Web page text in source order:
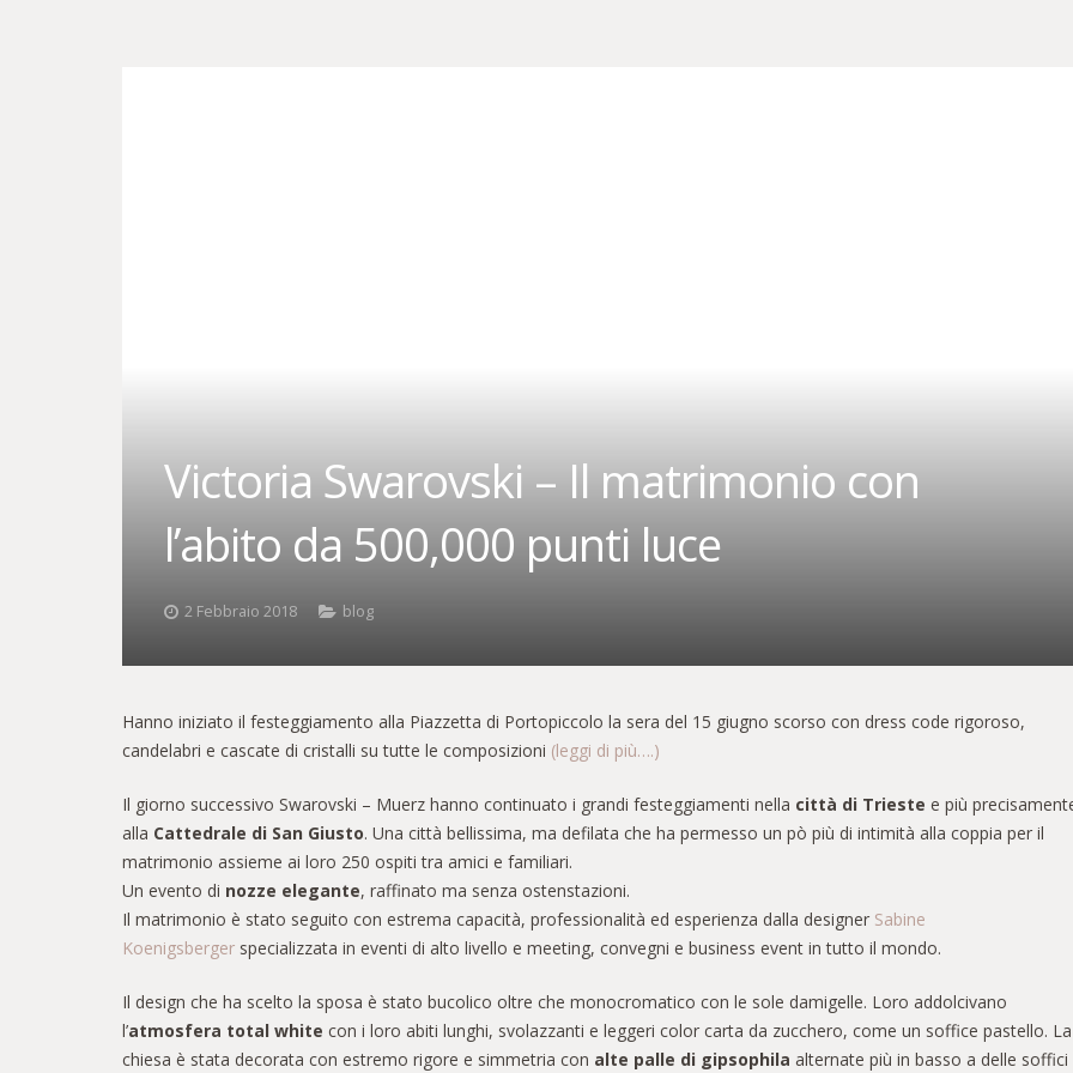
Victoria Swarovski – Il matrimonio con
l’abito da 500,000 punti luce
2 Febbraio 2018 blog
Hanno iniziato il festeggiamento alla Piazzetta di Portopiccolo la sera del 15 giugno scorso con dress code rigoroso,
candelabri e cascate di cristalli su tutte le composizioni (leggi di più….)
Il giorno successivo Swarovski – Muerz hanno continuato i grandi festeggiamenti nella città di Trieste e più
alla Cattedrale di San Giusto. Una città bellissima, ma defilata che ha permesso un pò più di intimità alla coppia per il
matrimonio assieme ai loro 250 ospiti tra amici e familiari.
Un evento di nozze elegante, raffinato ma senza ostenstazioni.
Il matrimonio è stato seguito con estrema capacità, professionalità ed esperienza dalla designer Sabine
Koenigsberger specializzata in eventi di alto livello e meeting, convegni e business event in tutto il mondo.
Il design che ha scelto la sposa è stato bucolico oltre che monocromatico con le sole damigelle. Loro addolcivano
l’atmosfera total white con i loro abiti lunghi, svolazzanti e leggeri color carta da zucchero, come un soffice pastello. La
chiesa è stata decorata con estremo rigore e simmetria con alte palle di gipsophila alternate più in basso a delle soffici